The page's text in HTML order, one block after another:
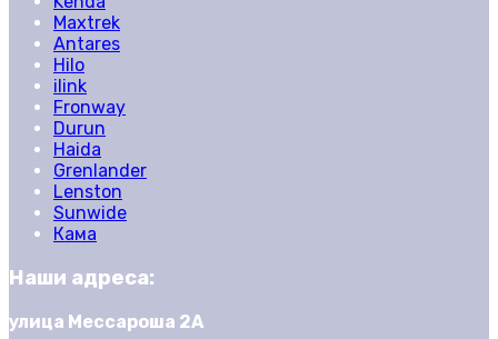
Maxtrek
Antares
Hilo
ilink
Fronway
Durun
Haida
Grenlander
Lenston
Sunwide
Кама
Наши адреса:
улица Мессароша 2А